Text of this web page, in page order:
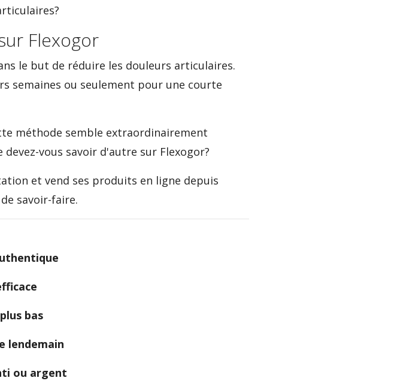
Flexogor
le but de réduire les douleurs articulaires.
semaines ou seulement pour une courte
méthode semble extraordinairement
vous savoir d'autre sur Flexogor?
et vend ses produits en ligne depuis
savoir-faire.
bas
lendemain
ou argent